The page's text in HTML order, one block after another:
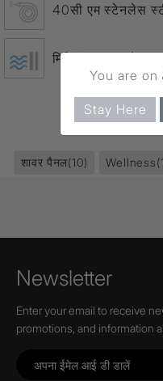
40सी एम स्टेनलेस
मिनिमंज़ वाटर प्रेसर
शावर पैनल(10) Wellness
Newsletter
Enter your email to receive
promotions, and information
You are on
Stay Here